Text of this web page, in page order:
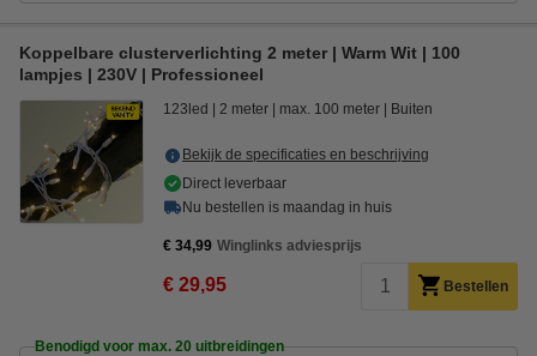
Koppelbare clusterverlichting 2 meter | Warm Wit | 100
lampjes | 230V | Professioneel
123led 2 meter max. 100 meter Buiten
Bekijk de specificaties en beschrijving
Direct leverbaar
Nu bestellen is maandag in huis
€ 34,99 Winglinks adviesprijs
€ 29,95 Bestellen
Benodigd voor max. 20 uitbreidingen